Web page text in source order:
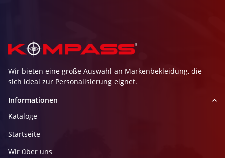
Wir bieten eine große Auswahl an Markenbekleidung, die
sich ideal zur Personalisierung eignet.
Informationen
Kataloge
Startseite
Wir über uns